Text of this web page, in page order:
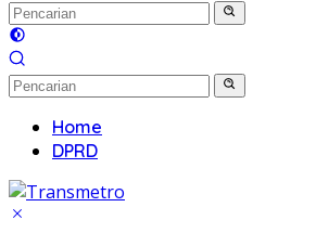
Home
DPRD